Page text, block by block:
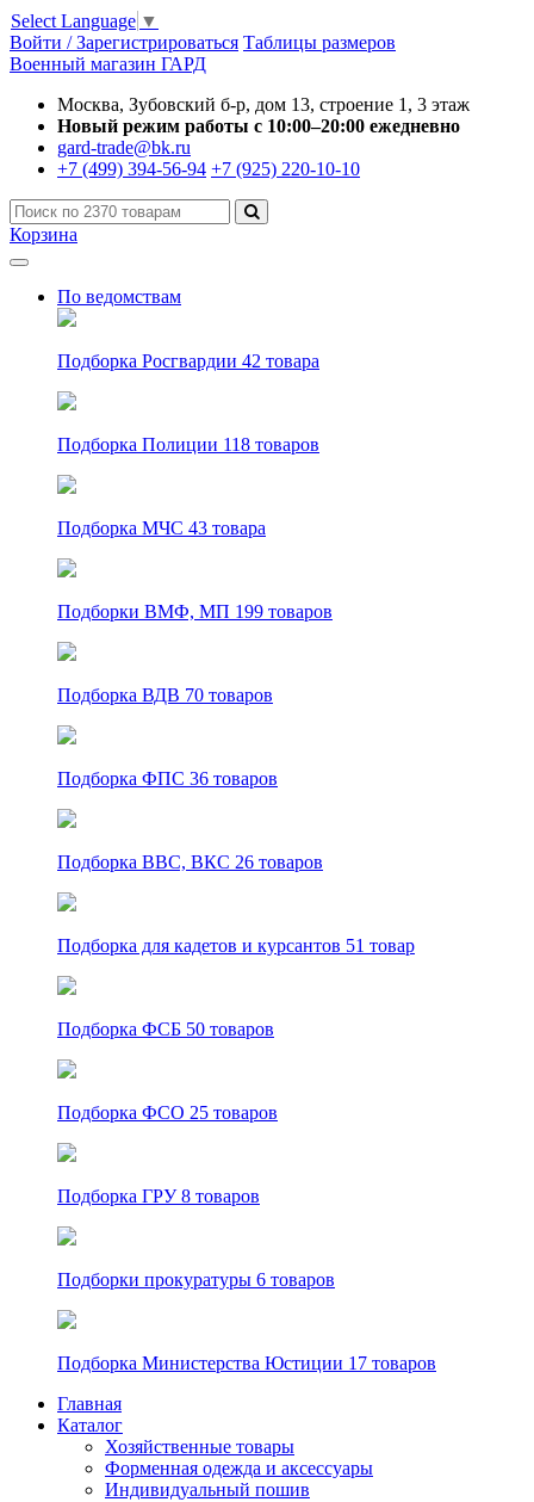
Select Language ▼
Войти / Зарегистрироваться Таблицы размеров
Военный магазин ГАРД
Москва, Зубовский б-р, дом 13, строение 1, 3 этаж
Новый режим работы с 10:00–20:00 ежедневно
gard-trade@bk.ru
+7 (499) 394-56-94 +7 (925) 220-10-10
Корзина
По ведомствам
Подборка Росгвардии 42 товара
Подборка Полиции 118 товаров
Подборка МЧС 43 товара
Подборки ВМФ, МП 199 товаров
Подборка ВДВ 70 товаров
Подборка ФПС 36 товаров
Подборка ВВС, ВКС 26 товаров
Подборка для кадетов и курсантов 51 товар
Подборка ФСБ 50 товаров
Подборка ФСО 25 товаров
Подборка ГРУ8 товаров
Подборки прокуратуры 6 товаров
Подборка Министерства Юстиции 17 товаров
Главная
Каталог
Хозяйственные товары
Форменная одежда и аксессуары
Индивидуальный пошив